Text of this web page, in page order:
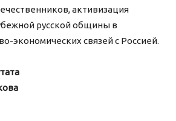
активизация
русской общины в
экономических связей с Россией.